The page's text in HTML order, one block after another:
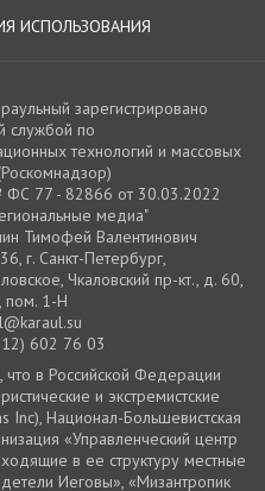
ИСПОЛЬЗОВАНИЯ
зарегистрировано
службой по
технологий и массовых
77 - 82866 от 30.03.2022
медиа"
Тимофей Валентинович
г. Санкт-Петербург,
Чкаловский пр-кт., д. 60,
пом. 1-Н
602 76 03
в Российской Федерации
и экстремистские
Inc), Национал-Большевистская
«Управленческий центр
в ее структуру местные
Иеговы», «Мизантропик